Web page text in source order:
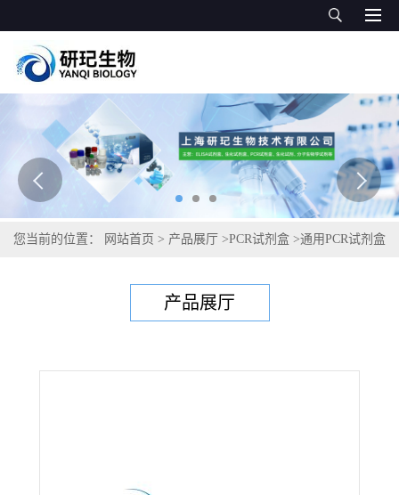
您当前的位置： 网站首页 > 产品展厅 >PCR试剂盒 >通用PCR试剂盒
产品展厅